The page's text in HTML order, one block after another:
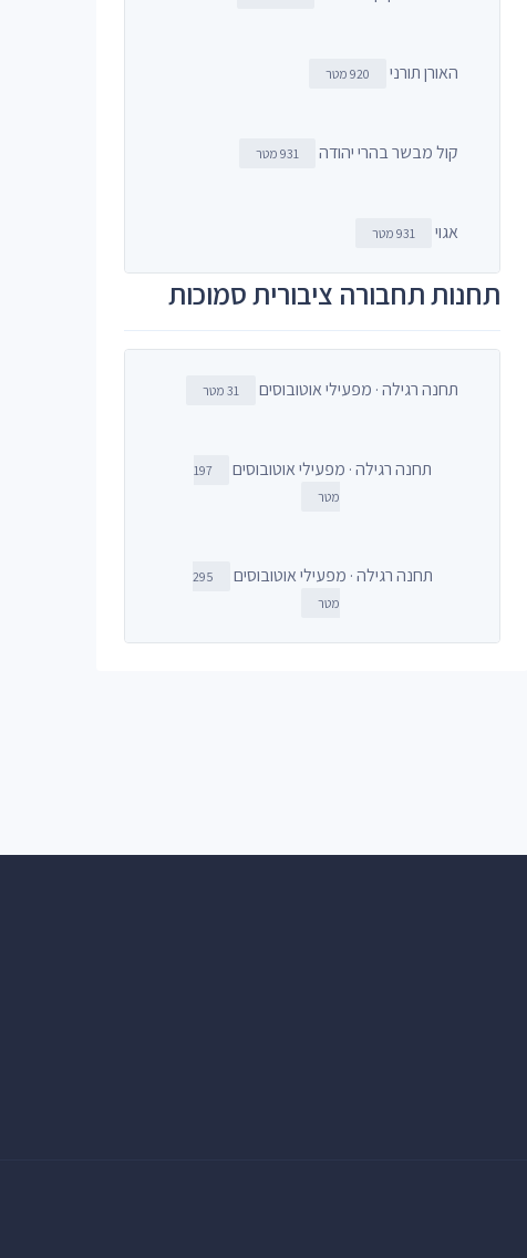
האורן תורני 920 מטר
קול מבשר בהרי יהודה 931 מטר
אגוי 931 מטר
תחנות תחבורה ציבורית סמוכות
תחנה רגילה · מפעילי אוטובוסים 31 מטר
תחנה רגילה · מפעילי אוטובוסים
197
מטר
תחנה רגילה · מפעילי אוטובוסים
295
מטר